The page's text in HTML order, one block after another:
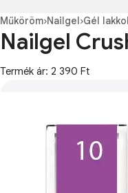
Műköröm›Nailgel›Gél
Nailgel
Termék ár: 2 390 Ft